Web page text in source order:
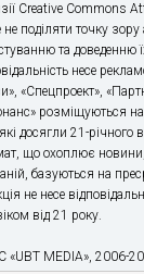
Creative Commons
поділяти точку
та доведенню
несе
«Спецпроект»,
розміщуються
досягли 21-
що охоплює новини,
базуються на
не несе
від 21 року.
«UBT MEDIA», 2006-